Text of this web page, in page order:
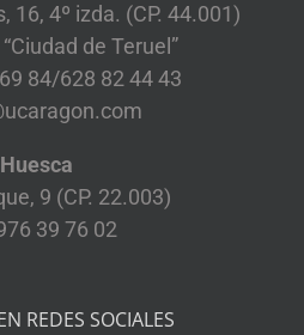
16, 4º izda. (CP. 44.001)
de Teruel”
84/628 82 44 43
Huesca
9 (CP. 22.003)
39 76 02
REDES SOCIALES